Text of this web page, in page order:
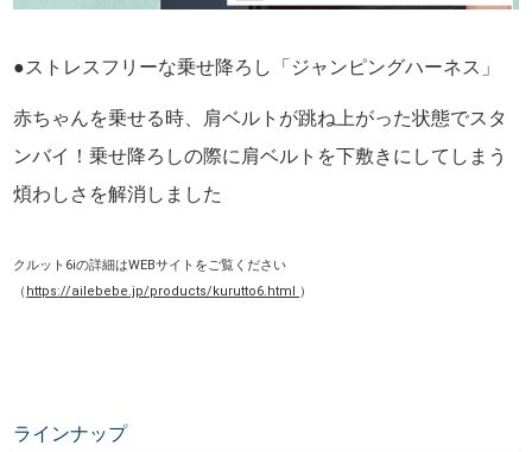
●ストレスフリーな乗せ降ろし「ジャンピングハーネス」
赤ちゃんを乗せる時、肩ベルトが跳ね上がった状態でスタ
ンバイ！乗せ降ろしの際に肩ベルトを下敷きにしてしまう
煩わしさを解消しました
クルット6iの詳細はWEBサイトをご覧ください
（ https://ailebebe.jp/products/kurutto6.html ）
ラインナップ